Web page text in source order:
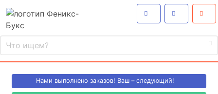
Нами выполнено заказов! Ваш – следующий!